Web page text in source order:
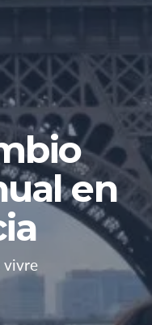
en
vivre